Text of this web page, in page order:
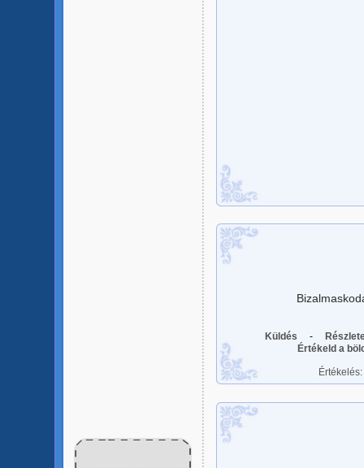
Küldés -
Értékeld a